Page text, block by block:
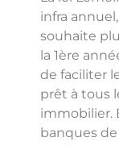
infra
souhaite
la 1ère
de faciliter
prêt à tous
immobilier.
banques